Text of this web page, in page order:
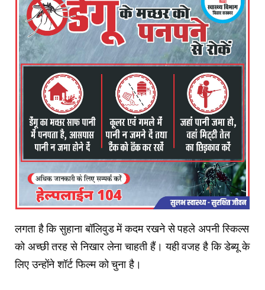
लगता है कि सुहाना बॉलिवुड में कदम रखने से पहले अपनी स्किल्स
को अच्छी तरह से निखार लेना चाहती हैं। यही वजह है कि डेब्यू के
लिए उन्होंने शॉर्ट फिल्म को चुना है।